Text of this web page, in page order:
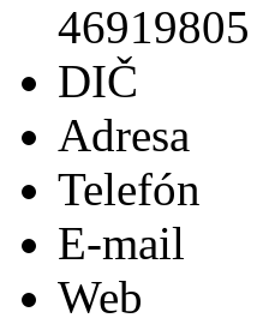
46919805
DIČ
Adresa
Telefón
E-mail
Web